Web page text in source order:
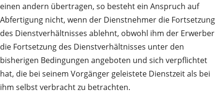
einen andern übertragen, so besteht ein Anspruch auf
Abfertigung nicht, wenn der Dienstnehmer die Fortsetzung
des Dienstverhältnisses ablehnt, obwohl ihm der Erwerber
die Fortsetzung des Dienstverhältnisses unter den
bisherigen Bedingungen angeboten und sich verpflichtet
hat, die bei seinem Vorgänger geleistete Dienstzeit als bei
ihm selbst verbracht zu betrachten.